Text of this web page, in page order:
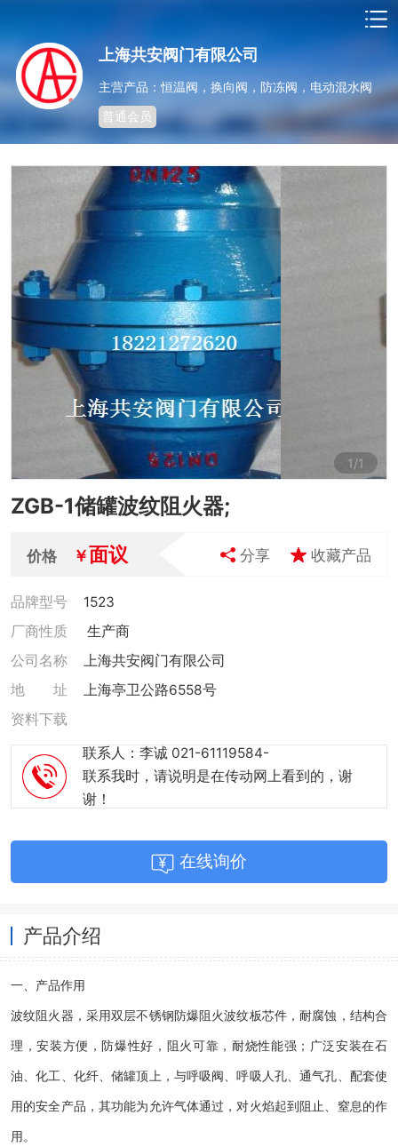
上海共安阀门有限公司
主营产品：恒温阀，换向阀，防冻阀，电动混水阀
普通会员
1/1
ZGB-1储罐波纹阻火器;
价格 ￥面议 分享 收藏产品
品牌型号
1523
厂商性质
生产商
公司名称
上海共安阀门有限公司
地 址
上海亭卫公路6558号
资料下载
联系人：李诚 021-61119584-
联系我时，请说明是在传动网上看到的，谢
谢！
在线询价
产品介绍
一、产品作用
波纹阻火器，采用双层不锈钢防爆阻火波纹板芯件，耐腐蚀，结构合
理，安装方便，防爆性好，阻火可靠，耐烧性能强；广泛安装在石
油、化工、化纤、储罐顶上，与呼吸阀、呼吸人孔、通气孔、配套使
用的安全产品，其功能为允许气体通过，对火焰起到阻止、窒息的作
用。